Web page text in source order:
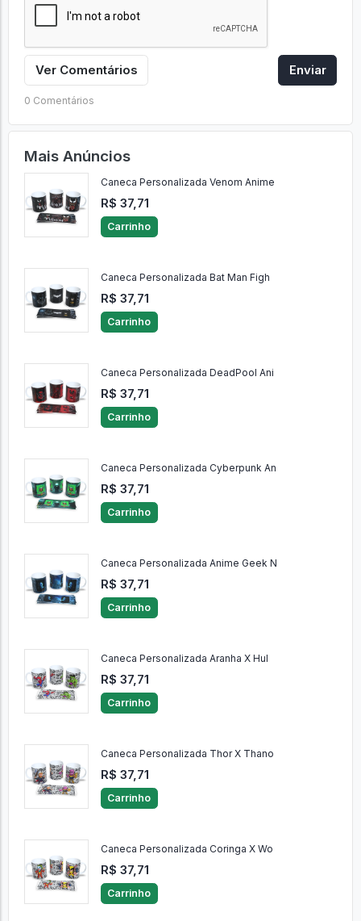
Ver Comentários Enviar
0 Comentários
Mais Anúncios
Caneca Personalizada Venom Anime
R$ 37,71
Carrinho
Caneca Personalizada Bat Man Figh
R$ 37,71
Carrinho
Caneca Personalizada DeadPool Ani
R$ 37,71
Carrinho
Caneca Personalizada Cyberpunk An
R$ 37,71
Carrinho
Caneca Personalizada Anime Geek N
R$ 37,71
Carrinho
Caneca Personalizada Aranha X Hul
R$ 37,71
Carrinho
Caneca Personalizada Thor X Thano
R$ 37,71
Carrinho
Caneca Personalizada Coringa X Wo
R$ 37,71
Carrinho